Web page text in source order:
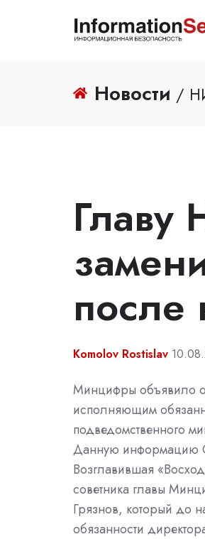
Новости /
Главу
после
Komolov Rostislav
Минцифры объявило о
исполняющим
подведомственного
Данную информацию
Возглавившая
советника главы
Грязнов, который до
обязанности